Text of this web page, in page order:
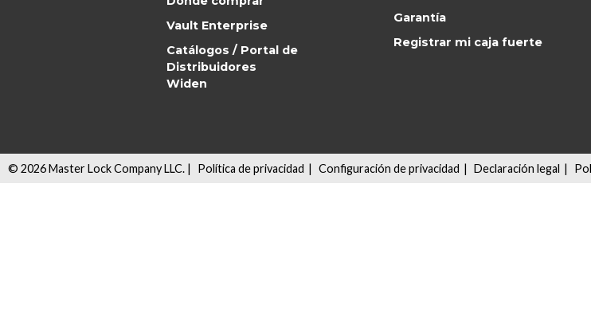
Vault Enterprise
Catálogos / Portal de
Distribuidores
Widen
Garantía
Registrar mi caja fuerte
© 2026Master Lock Company LLC. | Política de privacidad | Configuración de privacidad | Declaración legal |